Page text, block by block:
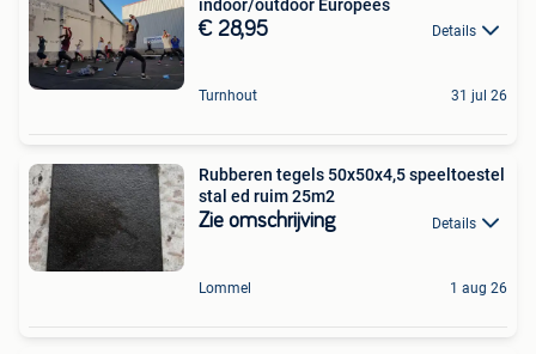
indoor/outdoor Europees
€ 28,95 Details
Turnhout 31 jul 26
Rubberen tegels 50x50x4,5 speeltoestel
stal ed ruim 25m2
Zie omschrijving Details
Lommel 1 aug 26